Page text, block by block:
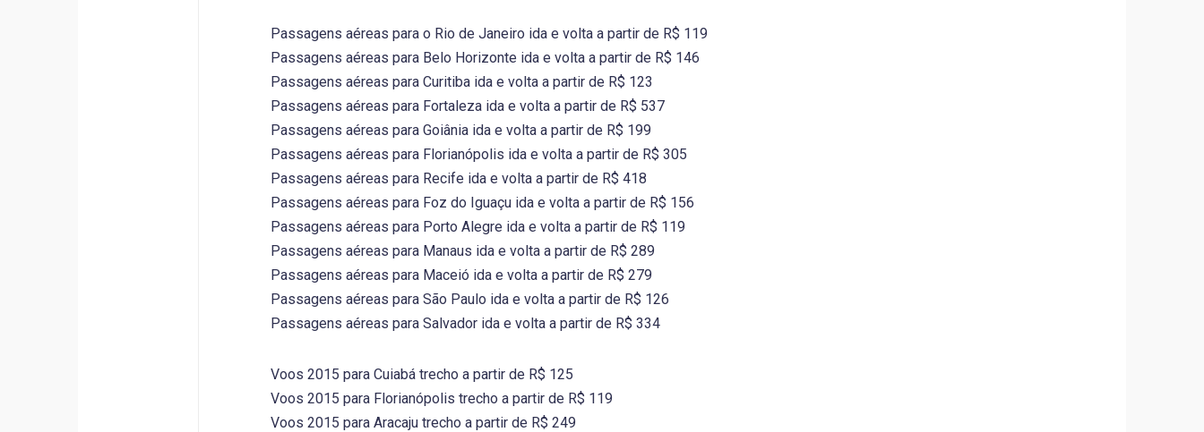
Passagens aéreas para o Rio de Janeiro ida e volta a partir de R$ 119
Passagens aéreas para Belo Horizonte ida e volta a partir de R$ 146
Passagens aéreas para Curitiba ida e volta a partir de R$ 123
Passagens aéreas para Fortaleza ida e volta a partir de R$ 537
Passagens aéreas para Goiânia ida e volta a partir de R$ 199
Passagens aéreas para Florianópolis ida e volta a partir de R$ 305
Passagens aéreas para Recife ida e volta a partir de R$ 418
Passagens aéreas para Foz do Iguaçu ida e volta a partir de R$ 156
Passagens aéreas para Porto Alegre ida e volta a partir de R$ 119
Passagens aéreas para Manaus ida e volta a partir de R$ 289
Passagens aéreas para Maceió ida e volta a partir de R$ 279
Passagens aéreas para São Paulo ida e volta a partir de R$ 126
Passagens aéreas para Salvador ida e volta a partir de R$ 334
Voos 2015 para Cuiabá trecho a partir de R$ 125
Voos 2015 para Florianópolis trecho a partir de R$ 119
Voos 2015 para Aracaju trecho a partir de R$ 249